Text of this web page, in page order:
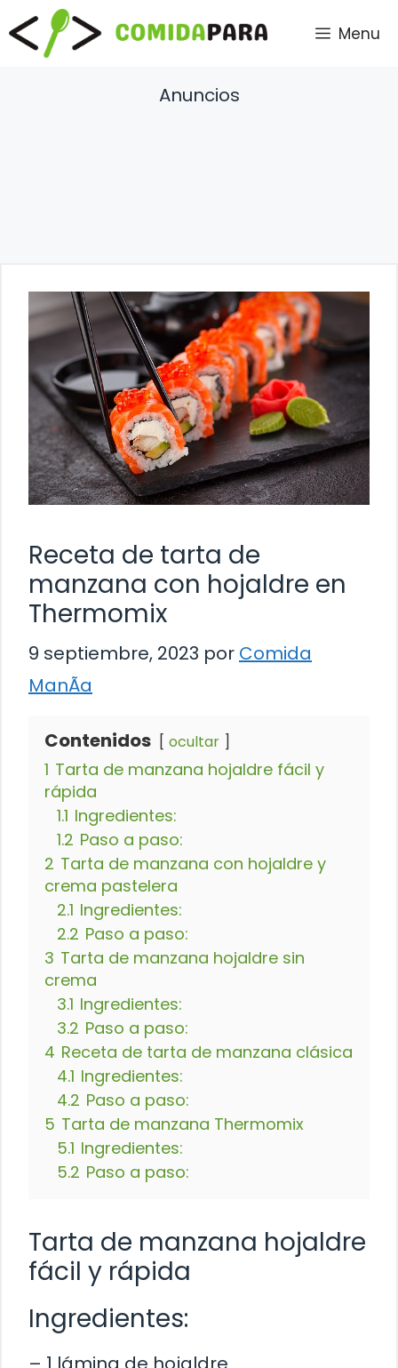
Saltar
al
contenido
Menu
Anuncios
Receta de tarta de
manzana con hojaldre en
Thermomix
9 septiembre, 2023 por Comida
ManÃ­a
Contenidos ocultar
1 Tarta de manzana hojaldre fácil y
rápida
1.1 Ingredientes:
1.2 Paso a paso:
2 Tarta de manzana con hojaldre y
crema pastelera
2.1 Ingredientes:
2.2 Paso a paso:
3 Tarta de manzana hojaldre sin
crema
3.1 Ingredientes:
3.2 Paso a paso:
4 Receta de tarta de manzana clásica
4.1 Ingredientes:
4.2 Paso a paso:
5 Tarta de manzana Thermomix
5.1 Ingredientes:
5.2 Paso a paso:
Tarta de manzana hojaldre
fácil y rápida
Ingredientes: